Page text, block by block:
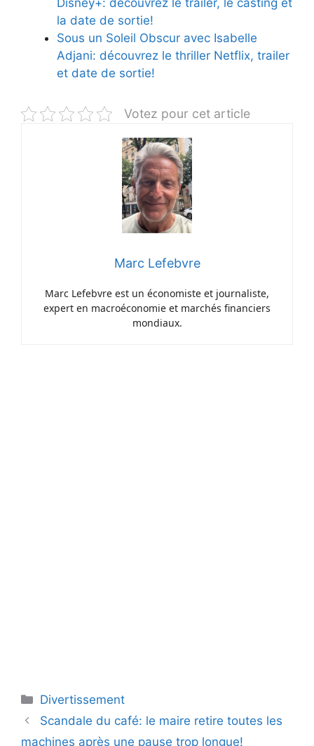
la date de sortie!
Sous un Soleil Obscur avec Isabelle
Adjani: découvrez le thriller Netflix, trailer
et date de sortie!
Votez pour cet article
Marc Lefebvre
Marc Lefebvre est un économiste et journaliste,
expert en macroéconomie et marchés financiers
mondiaux.
Catégories
Divertissement
Scandale du café: le maire retire toutes les
machines après une pause trop longue!